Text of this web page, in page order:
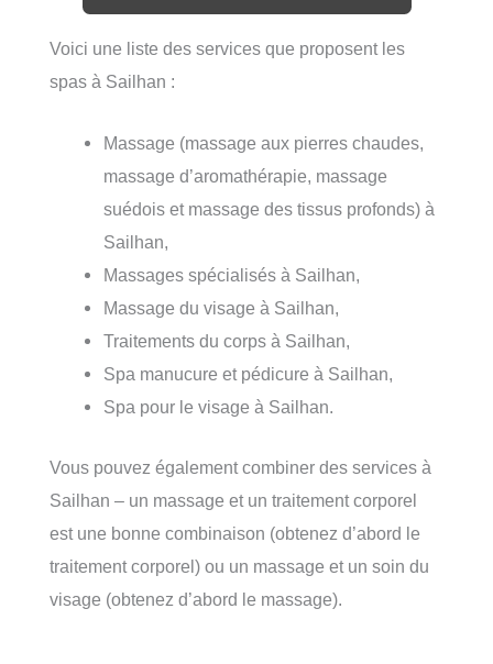
Voici une liste des services que proposent les
spas à Sailhan :
Massage (massage aux pierres chaudes,
massage d’aromathérapie, massage
suédois et massage des tissus profonds) à
Sailhan,
Massages spécialisés à Sailhan,
Massage du visage à Sailhan,
Traitements du corps à Sailhan,
Spa manucure et pédicure à Sailhan,
Spa pour le visage à Sailhan.
Vous pouvez également combiner des services à
Sailhan – un massage et un traitement corporel
est une bonne combinaison (obtenez d’abord le
traitement corporel) ou un massage et un soin du
visage (obtenez d’abord le massage).